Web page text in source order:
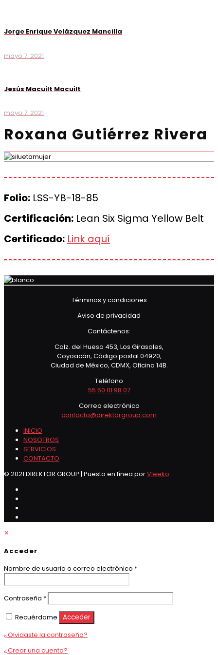
Jorge Enrique Velázquez Mancilla
mayo 7, 2021
Jesús Macuilt Macuilt
mayo 7, 2021
Roxana Gutiérrez Rivera
Folio: LSS-YB-18-85
Certificación: Lean Six Sigma Yellow Belt
Certificado: Link aquí
Términos y condiciones
Aviso de privacidad
Contáctenos:
Calz. del Hueso 453, Los Girasoles,
Coyoacán, Código postal 04920,
Ciudad de México, CDMX, Oficina 14B.
Teléfono
55 50 01 98 07
Correo electrónico
contacto@direktorgroup.com
INICIO
NOSOTROS
SERVICIOS
CONTACTO
© 2021 DIREKTOR GROUP | Puesto en línea porVleeko
✕
Acceder
Nombre de usuario o correo electrónico *Obligatorio
Contraseña *Obligatorio
Recuérdame
Acceder
¿Olvidaste la contraseña?
¿Crear una cuenta?